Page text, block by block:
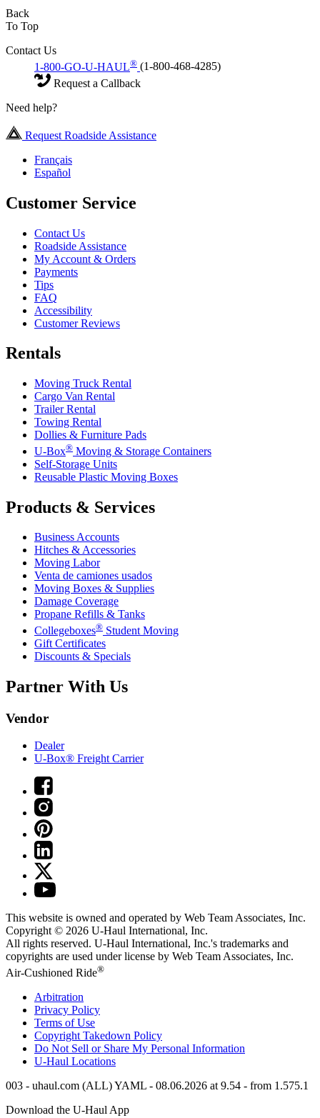
Back
To Top
Contact Us
1-800-GO-U-HAUL® (1-800-468-4285)
Request a Callback
Need help?
Request Roadside Assistance
Français
Español
Customer Service
Contact Us
Roadside Assistance
My Account & Orders
Payments
Tips
FAQ
Accessibility
Customer Reviews
Rentals
Moving Truck Rental
Cargo Van Rental
Trailer Rental
Towing Rental
Dollies & Furniture Pads
U-Box® Moving & Storage Containers
Self-Storage Units
Reusable Plastic Moving Boxes
Products & Services
Business Accounts
Hitches & Accessories
Moving Labor
Venta de camiones usados
Moving Boxes & Supplies
Damage Coverage
Propane Refills & Tanks
Collegeboxes® Student Moving
Gift Certificates
Discounts & Specials
Partner With Us
Vendor
Dealer
U-Box® Freight Carrier
This website is owned and operated by Web Team Associates, Inc.
Copyright © 2026 U-Haul International, Inc.
All rights reserved. U-Haul International, Inc.'s trademarks and
copyrights are used under license by Web Team Associates, Inc.
Air-Cushioned Ride®
Arbitration
Privacy Policy
Terms of Use
Copyright Takedown Policy
Do Not Sell or Share My Personal Information
U-Haul Locations
003 - uhaul.com (ALL) YAML - 08.06.2026 at 9.54 - from 1.575.1
Download the U-Haul App